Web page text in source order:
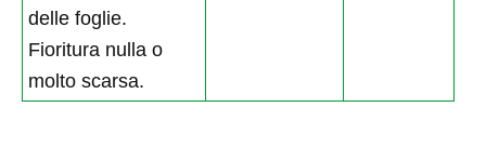
delle foglie.
Fioritura nulla o
molto scarsa.